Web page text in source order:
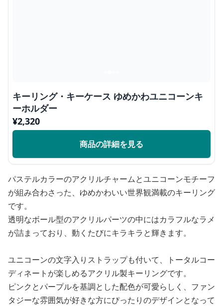
キーリング・キーケース ゆめかわユニコーンキ
ーホルダー
¥2,320
商品の詳細を見る
パステルカラーのアクリルチャームとユニコーンモチーフ
が組み合わさった、ゆめかわいい世界観満載のキーリング
です。
透明なボール型のアクリルパーツの中にはカラフルなラメ
が詰まっており、動くたびにキラキラと輝きます。
ユニコーンの文字入りストラップも付いて、トータルコー
ディネートが楽しめるアクリル製キーリングです。
ピンクとパープルを基調とした配色が可愛らしく、ファン
タジーな雰囲気が好きな方にぴったりのデザインとなって